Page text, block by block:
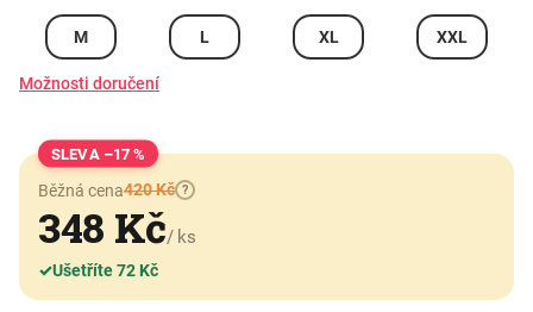
M L XL XXL
Možnosti doručení
–17 %
Běžná cena420 Kč ?
348 Kč/ ks
✓Ušetříte 72 Kč